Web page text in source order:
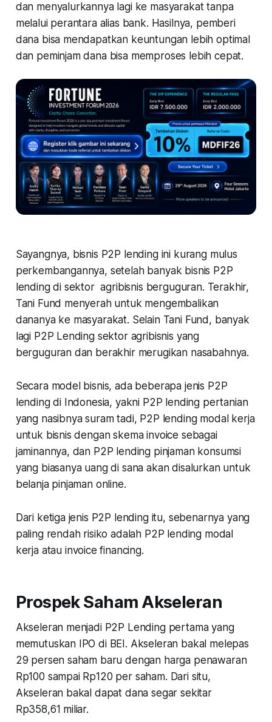
dan menyalurkannya lagi ke masyarakat tanpa
melalui perantara alias bank. Hasilnya, pemberi
dana bisa mendapatkan keuntungan lebih optimal
dan peminjam dana bisa memproses lebih cepat.
Sayangnya, bisnis P2P lending ini kurang mulus
perkembangannya, setelah banyak bisnis P2P
lending di sektor agribisnis berguguran. Terakhir,
Tani Fund menyerah untuk mengembalikan
dananya ke masyarakat. Selain Tani Fund, banyak
lagi P2P Lending sektor agribisnis yang
berguguran dan berakhir merugikan nasabahnya.
Secara model bisnis, ada beberapa jenis P2P
lending di Indonesia, yakni P2P lending pertanian
yang nasibnya suram tadi, P2P lending modal kerja
untuk bisnis dengan skema invoice sebagai
jaminannya, dan P2P lending pinjaman konsumsi
yang biasanya uang di sana akan disalurkan untuk
belanja pinjaman online.
Dari ketiga jenis P2P lending itu, sebenarnya yang
paling rendah risiko adalah P2P lending modal
kerja atau invoice financing.
Prospek Saham Akseleran
Akseleran menjadi P2P Lending pertama yang
memutuskan IPO di BEI. Akseleran bakal melepas
29 persen saham baru dengan harga penawaran
Rp100 sampai Rp120 per saham. Dari situ,
Akseleran bakal dapat dana segar sekitar
Rp358,61 miliar.